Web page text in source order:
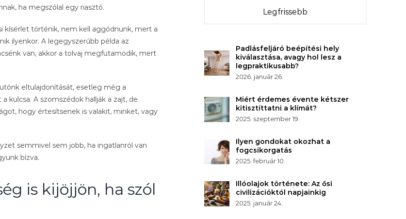
ha megszólal egy riasztó.
kísérlet történik, nem kell aggódnunk, mert a
ilyenkor. A legegyszerűbb példa az
van, akkor a tolvaj megfutamodik, mert
eltulajdonítását, esetleg még a
kulcsa. A szomszédok hallják a zajt, de
hogy értesítsenek is valakit, minket, vagy
semmivel sem jobb, ha ingatlanról van
bízva.
is kijöjjön, ha szól
Legfrissebb
Padlásfeljáró beépítési hely
kiválasztása, avagy hol lesz a
legpraktikusabb?
2026. január 26.
Miért érdemes évente kétszer
kitisztíttatni a klímát?
2025. szeptember 19.
Ilyen gondokat okozhat a
fogcsikorgatás
2025. február 10.
Illóolajok története: Az ősi
civilizációktól napjainkig
2025. január 24.